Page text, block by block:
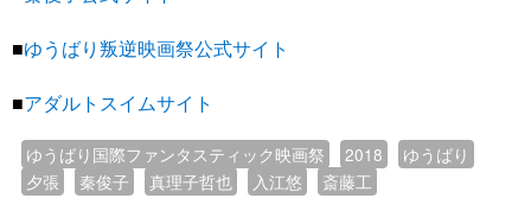
■ゆうばり叛逆映画祭公式サイト
■アダルトスイムサイト
ゆうばり国際ファンタスティック映画祭 2018
ゆうばり
夕張
秦俊子 真理子哲也 入江悠 斎藤工